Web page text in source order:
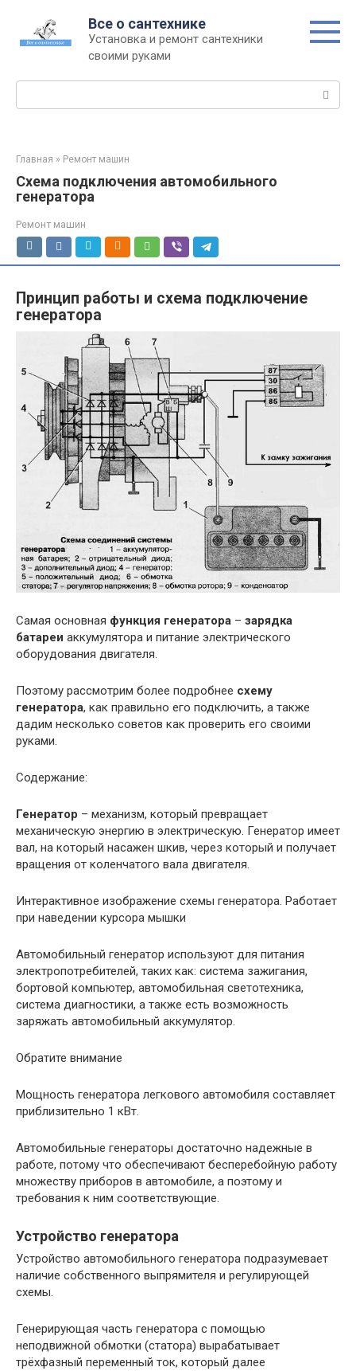
контенту
Все о сантехнике
Установка и ремонт сантехники
своими руками
Главная » Ремонт машин
Схема подключения автомобильного
генератора
Ремонт машин
Принцип работы и схема подключение
генератора
Самая основная функция генератора – зарядка
батареи аккумулятора и питание электрического
оборудования двигателя.
Поэтому рассмотрим более подробнее схему
генератора, как правильно его подключить, а также
дадим несколько советов как проверить его своими
руками.
Содержание:
Генератор – механизм, который превращает
механическую энергию в электрическую. Генератор имеет
вал, на который насажен шкив, через который и получает
вращения от коленчатого вала двигателя.
Интерактивное изображение схемы генератора. Работает
при наведении курсора мышки
Автомобильный генератор используют для питания
электропотребителей, таких как: система зажигания,
бортовой компьютер, автомобильная светотехника,
система диагностики, а также есть возможность
заряжать автомобильный аккумулятор.
Обратите внимание
Мощность генератора легкового автомобиля составляет
приблизительно 1 кВт.
Автомобильные генераторы достаточно надежные в
работе, потому что обеспечивают бесперебойную работу
множеству приборов в автомобиле, а поэтому и
требования к ним соответствующие.
Устройство генератора
Устройство автомобильного генератора подразумевает
наличие собственного выпрямителя и регулирующей
схемы.
Генерирующая часть генератора с помощью
неподвижной обмотки (статора) вырабатывает
трёхфазный переменный ток, который далее